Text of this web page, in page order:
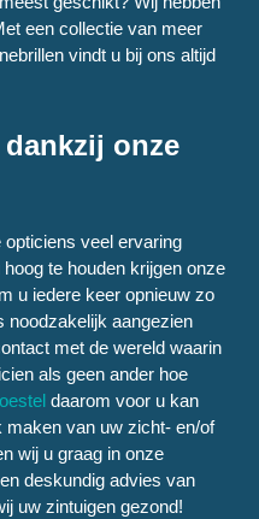
een collectie van meer
vindt u bij ons altijd
onze
opticiens veel ervaring
te houden krijgen onze
u iedere keer opnieuw zo
noodzakelijk aangezien
met de wereld waarin
als geen ander hoe
daarom voor u kan
maken van uw zicht- en/of
wij u graag in onze
deskundig advies van
uw zintuigen gezond!